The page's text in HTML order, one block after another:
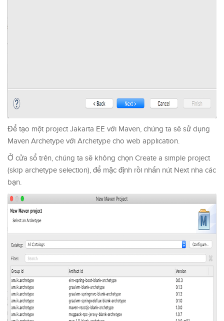
Để tạo một project Jakarta EE với Maven, chúng ta sẽ sử dụng
Maven Archetype với Archetype cho web application.
Ở cửa sổ trên, chúng ta sẽ không chọn Create a simple project
(skip archetype selection), để mặc định rồi nhấn nút Next nha các
bạn.